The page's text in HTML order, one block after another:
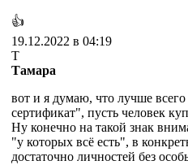
👍
19.12.2022 в 04:19
Т
Тамара
вот и я думаю, что лучше
сертификат", пусть человек
Ну конечно на такой знак
"у которых всё есть", в
достаточно личностей без